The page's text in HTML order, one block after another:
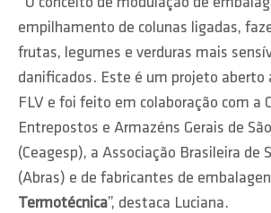
empilhamento de colunas ligadas,
frutas, legumes e verduras mais
danificados. Este é um projeto aberto
FLV e foi feito em colaboração com a
Entrepostos e Armazéns Gerais de
(Ceagesp), a Associação Brasileira de
(Abras) e de fabricantes de
Termotécnica”, destaca Luciana.